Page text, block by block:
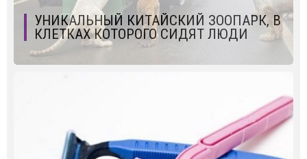
УНИКАЛЬНЫЙ КИТАЙСКИЙ ЗООПАРК, В
КЛЕТКАХ КОТОРОГО СИДЯТ ЛЮДИ